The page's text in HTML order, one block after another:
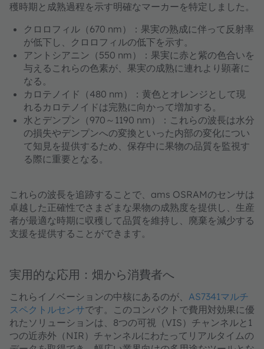
穫時期と成熟過程を示す明確なマーカーを特定しました。
クロロフィル（670 nm）：果実の熟成に伴って反射率
が低下し、クロロフィルの低下を示す。
アントシアニン（550 nm）：果実に赤と紫の色合いを
与えるこれらの色素が、果実の成熟に連れより顕著に
なる。
カロテノイド（480 nm）：黄色とオレンジとして現
れるカロテノイドは完熟に向かって増加する。
水とデンプン（970～1190 nm）：これらの波長は水分
の損失やデンプンへの変換といった内部の変化につい
て知見を提供するため、保存中に果物の品質を監視す
る際に重要となる。
これらの波長を追跡することで、ams OSRAMのセンサは
卓越した正確性でさまざまな果物の成熟度を提供し、生産
者が最適な時期に収穫して品質を維持し、廃棄を減少する
支援を提供することができます。
実用的な応用：畑から消費者へ
これらイノベーションの中核にあるのが、 AS7341マルチ
スペクトルセンサです。このコンパクトで費用対効果に優
れたソリューションは、8つの可視（VIS）チャンネルと1
つの近赤外（NIR）チャンネルにわたってリアルタイムの